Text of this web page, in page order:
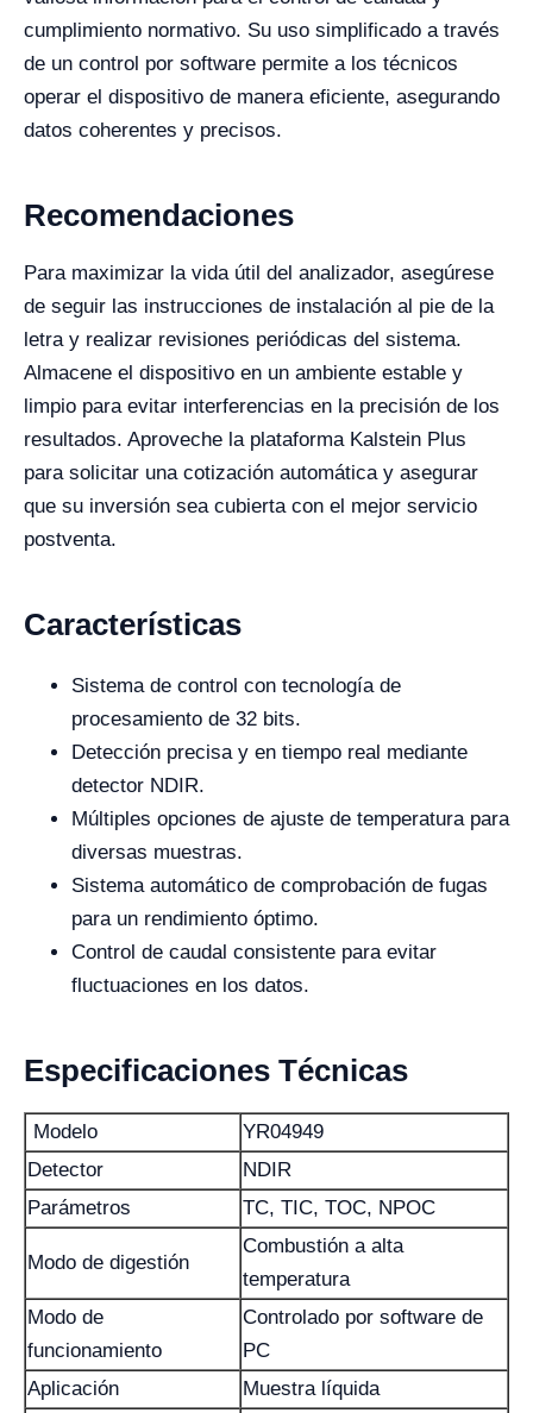
cumplimiento normativo. Su uso simplificado a través
de un control por software permite a los técnicos
operar el dispositivo de manera eficiente, asegurando
datos coherentes y precisos.
Recomendaciones
Para maximizar la vida útil del analizador, asegúrese
de seguir las instrucciones de instalación al pie de la
letra y realizar revisiones periódicas del sistema.
Almacene el dispositivo en un ambiente estable y
limpio para evitar interferencias en la precisión de los
resultados. Aproveche la plataforma Kalstein Plus
para solicitar una cotización automática y asegurar
que su inversión sea cubierta con el mejor servicio
postventa.
Características
Sistema de control con tecnología de
procesamiento de 32 bits.
Detección precisa y en tiempo real mediante
detector NDIR.
Múltiples opciones de ajuste de temperatura para
diversas muestras.
Sistema automático de comprobación de fugas
para un rendimiento óptimo.
Control de caudal consistente para evitar
fluctuaciones en los datos.
Especificaciones Técnicas
Modelo
YR04949
Detector
NDIR
Parámetros
TC, TIC, TOC, NPOC
Modo de digestión
Combustión a alta
temperatura
Modo de
funcionamiento
Controlado por software de
PC
Aplicación
Muestra líquida